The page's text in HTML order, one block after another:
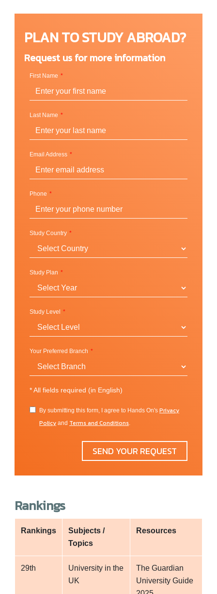
ต่อที่มหาวิทยาลัยนี้จะไม่ผิดหวังแน่นอน และยังมีอีกหลาก
ชีวิตในต่างแดนอย่างคุ้มค่า และในฐานะนักศึกษา
ทำเลที่ตั้งและวิทยาเขต
Swansea University ได้จัดพื้นที่ของมหาวิทยาลัยให้มี
ทั้งหมด 2 วิทยาเขต ที่นักศึกษาสามารถเดินทางไปยัง
แต่ละตึกได้อย่างสะดวกสบายด้วย UniBus ที่เปิดให้ใช้
พื้นที่สีเขียวให้นักศึกษาได้ผ่อนคลายไปกับความงามของ
Biodiversity Trail) ที่ถูกบำรุงรักษาไว้ให้สัตว์ป่าเล็กใหญ่
เทนนิส สนามฟุตบอล สระว่ายน้ำแบบ 25 และ 50 เมตร
School of Management, The College, Computational
สามารถเข้าไปใช้งานหรือทำการค้นคว้าวิจัยได้
ด้านวิทยาศาสตร์ และการค้นคว้าทาง Science อีกหลาย
แขนง อย่าง Data Science Building, Natural resource
Wales, Chemistry และ Institute of Life Science 2
นักศึกษาเข้าไปทดลองเกี่ยวกับหัวข้อต่าง ๆ ได้
สาขาวิชาที่เปิดสอน
Science
Engineering
PLAN TO STUDY ABROAD?
Request us for more information
First Name
Last Name
Email Address
Phone
Study Country
Study Plan
Study Level
Your Preferred Branch
*All fields required (in English)
By submitting this form, I agree to Hands On's Privacy
Policy and Terms and Conditions.
SEND YOUR REQUEST
Rankings
Rankings
Subjects /
Topics
Resources
29th
University in the
UK
The Guardian
University Guide